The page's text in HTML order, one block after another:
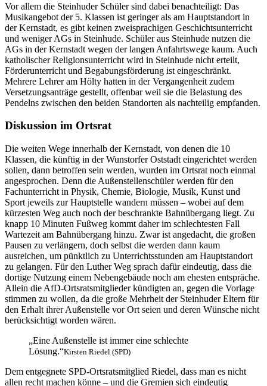
Vor allem die Steinhuder Schüler sind dabei benachteiligt: Das
Musikangebot der 5. Klassen ist geringer als am Hauptstandort in
der Kernstadt, es gibt keinen zweisprachigen Geschichtsunterricht
und weniger AGs in Steinhude. Schüler aus Steinhude nutzen die
AGs in der Kernstadt wegen der langen Anfahrtswege kaum. Auch
katholischer Religionsunterricht wird in Steinhude nicht erteilt,
Förderunterricht und Begabungsförderung ist eingeschränkt.
Mehrere Lehrer am Hölty hatten in der Vergangenheit zudem
Versetzungsanträge gestellt, offenbar weil sie die Belastung des
Pendelns zwischen den beiden Standorten als nachteilig empfanden.
Diskussion im Ortsrat
Die weiten Wege innerhalb der Kernstadt, von denen die 10
Klassen, die künftig in der Wunstorfer Oststadt eingerichtet werden
sollen, dann betroffen sein werden, wurden im Ortsrat noch einmal
angesprochen. Denn die Außenstellenschüler werden für den
Fachunterricht in Physik, Chemie, Biologie, Musik, Kunst und
Sport jeweils zur Hauptstelle wandern müssen – wobei auf dem
kürzesten Weg auch noch der beschrankte Bahnübergang liegt. Zu
knapp 10 Minuten Fußweg kommt daher im schlechtesten Fall
Wartezeit am Bahnübergang hinzu. Zwar ist angedacht, die großen
Pausen zu verlängern, doch selbst die werden dann kaum
ausreichen, um pünktlich zu Unterrichtsstunden am Hauptstandort
zu gelangen. Für den Luther Weg sprach dafür eindeutig, dass die
dortige Nutzung einem Nebengebäude noch am ehesten entspräche.
Allein die AfD-Ortsratsmitglieder kündigten an, gegen die Vorlage
stimmen zu wollen, da die große Mehrheit der Steinhuder Eltern für
den Erhalt ihrer Außenstelle vor Ort seien und deren Wünsche nicht
berücksichtigt worden wären.
„Eine Außenstelle ist immer eine schlechte
Lösung.“Kirsten Riedel (SPD)
Dem entgegnete SPD-Ortsratsmitglied Riedel, dass man es nicht
allen recht machen könne – und die Gremien sich eindeutig